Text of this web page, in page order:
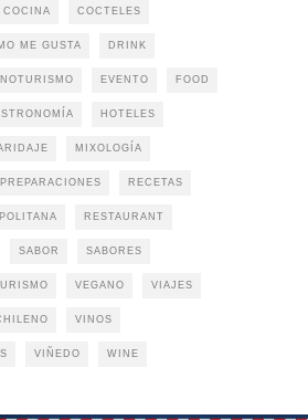
COCINA COCTELES
ME GUSTA DRINK
EVENTO FOOD
HOTELES
MIXOLOGÍA
PREPARACIONES RECETAS
RESTAURANT
SABOR SABORES
VEGANO VIAJES
VINOS
VIÑEDO WINE